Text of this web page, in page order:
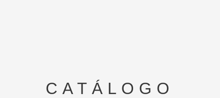
CATÁLOGO